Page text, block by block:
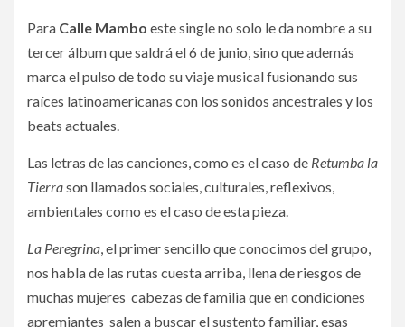
Para Calle Mambo este single no solo le da nombre a su
tercer álbum que saldrá el 6 de junio, sino que además
marca el pulso de todo su viaje musical fusionando sus
raíces latinoamericanas con los sonidos ancestrales y los
beats actuales.
Las letras de las canciones, como es el caso de Retumba la
Tierrason llamados sociales, culturales, reflexivos,
ambientales como es el caso de esta pieza.
La Peregrina , el primer sencillo que conocimos del grupo,
nos habla de las rutas cuesta arriba, llena de riesgos de
muchas mujeres cabezas de familia que en condiciones
apremiantes salen a buscar el sustento familiar, esas